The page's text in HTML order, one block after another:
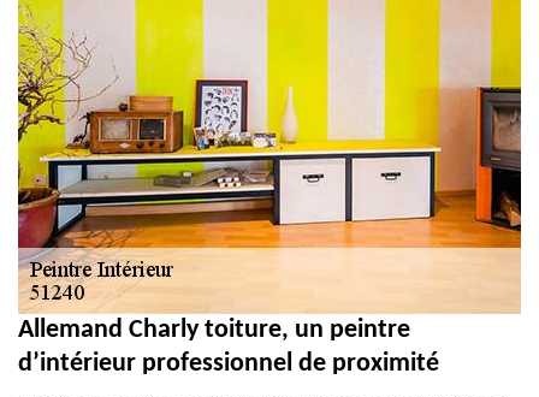
Allemand Charly toiture, un peintre
d’intérieur professionnel de proximité